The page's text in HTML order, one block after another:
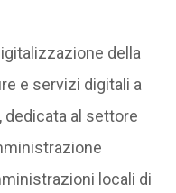
della
e servizi digitali a
dedicata al settore
locali di